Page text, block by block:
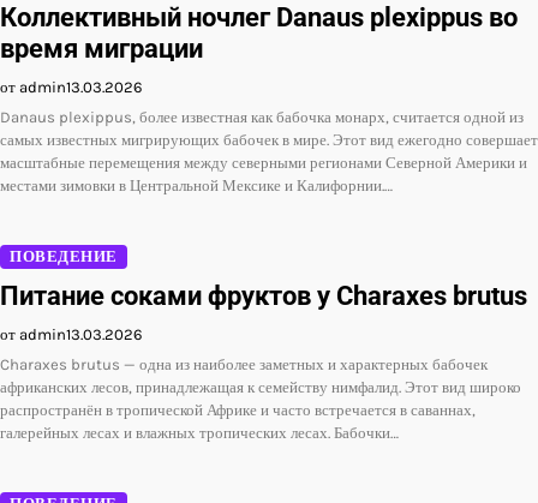
Коллективный ночлег Danaus plexippus во
время миграции
от admin13.03.2026
Danaus plexippus, более известная как бабочка монарх, считается одной из
самых известных мигрирующих бабочек в мире. Этот вид ежегодно совершает
масштабные перемещения между северными регионами Северной Америки и
местами зимовки в Центральной Мексике и Калифорнии.…
ПОВЕДЕНИЕ
Питание соками фруктов у Charaxes brutus
от admin13.03.2026
Charaxes brutus — одна из наиболее заметных и характерных бабочек
африканских лесов, принадлежащая к семейству нимфалид. Этот вид широко
распространён в тропической Африке и часто встречается в саваннах,
галерейных лесах и влажных тропических лесах. Бабочки…